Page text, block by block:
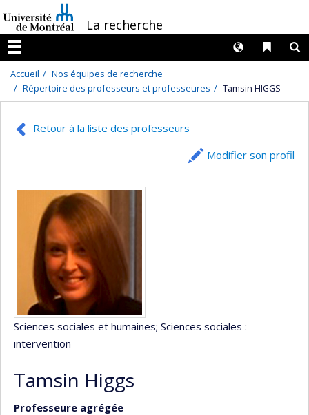
au
contenu
/La recherche
Menu
Liens
Langues
Accueil
Nos équipes de recherche
Répertoire des professeurs et professeures
Tamsin HIGGS
Retour à la liste des professeurs
Modifier son profil
Sciences sociales et humaines; Sciences sociales :
intervention
Tamsin Higgs
Professeure agrégée